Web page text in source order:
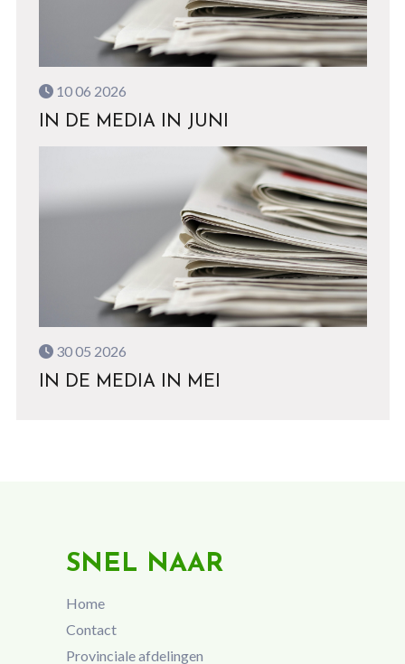
10 06 2026
IN DE MEDIA IN JUNI
30 05 2026
IN DE MEDIA IN MEI
SNEL NAAR
Home
Contact
Provinciale afdelingen